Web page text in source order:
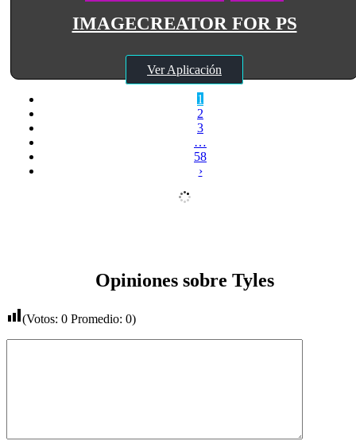
IMAGECREATOR FOR PS
Ver Aplicación
1
2
3
…
58
›
Opiniones sobre Tyles
(Votos: 0 Promedio: 0)